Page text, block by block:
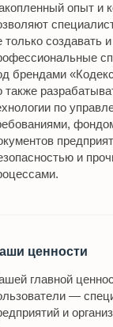
опыт и
только создавать
брендами
также
по
и
ценности
главной
—
и